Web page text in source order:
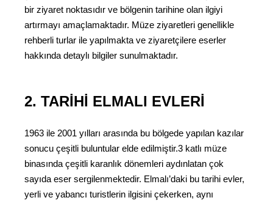
bir ziyaret noktasıdır ve bölgenin tarihine olan ilgiyi
artırmayı amaçlamaktadır. Müze ziyaretleri genellikle
rehberli turlar ile yapılmakta ve ziyaretçilere eserler
hakkında detaylı bilgiler sunulmaktadır.
2. TARIHI ELMALI EVLERI
1963 ile 2001 yılları arasında bu bölgede yapılan kazılar
sonucu çeşitli buluntular elde edilmiştir.3 katlı müze
binasında çeşitli karanlık dönemleri aydınlatan çok
sayıda eser sergilenmektedir. Elmalı’daki bu tarihi evler,
yerli ve yabancı turistlerin ilgisini çekerken, aynı